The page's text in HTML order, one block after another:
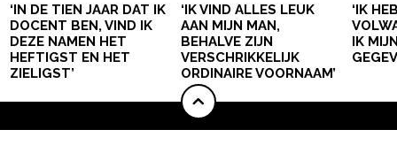
‘IN DE TIEN JAAR DAT IK
DOCENT BEN, VIND IK
DEZE NAMEN HET
HEFTIGST EN HET
ZIELIGST’
‘IK VIND ALLES LEUK
AAN MIJN MAN,
BEHALVE ZIJN
VERSCHRIKKELIJK
ORDINAIRE VOORNAAM’
‘IK
IK